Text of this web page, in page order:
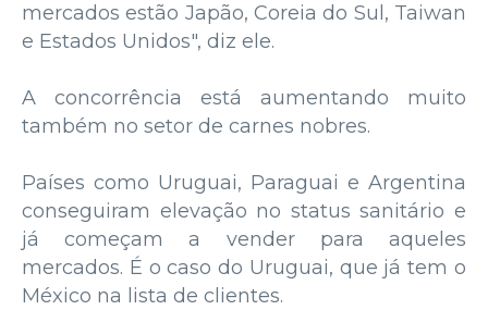
mercados estão Japão, Coreia do Sul, Taiwan
e Estados Unidos", diz ele.
A concorrência está aumentando muito
também no setor de carnes nobres.
Países como Uruguai, Paraguai e Argentina
conseguiram elevação no status sanitário e
já começam a vender para aqueles
mercados. É o caso do Uruguai, que já tem o
México na lista de clientes.